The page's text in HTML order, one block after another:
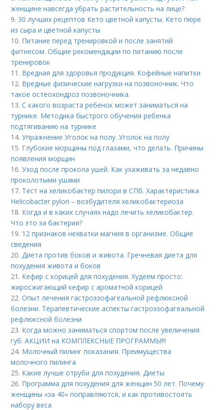
женщине навсегда убрать растительность на лице?
9. 30 лучших рецептов Кето цветной капусты. Кето пюре
из сыра и цветной капусты
10. Питание перед тренировкой и после занятий
фитнесом. Общие рекомендации по питанию после
тренировок
11. Вредная для здоровья продукция. Кофейные напитки
12. Вредные физические нагрузки на позвоночник. Что
такое остеохондроз позвоночника.
13.С какого возраста ребенок может заниматься на
турнике. Методика быстрого обучения ребенка
подтягиванию на турнике
14.Упражнение Уголок на полу. Уголок на полу
15. Глубокие морщины под глазами, что делать. Причины
появления морщин
16.Уход после прокола ушей. Как ухаживать за недавно
проколотыми ушами
17. Тест на хеликобактер пилори в СПб. Характеристика
Helicobacter pylori – возбудителя хеликобактериоза
18. Когда и в каких случаях надо лечить хеликобактер.
Что это за бактерия?
19. 12 признаков нехватки магния в организме. Общие
сведения
20.Диета против боков и живота. Гречневая диета для
похудения живота и боков
21. Кефир с корицей для похудения. Худеем просто:
жиросжигающий кефир с ароматной корицей
22.Опыт лечения гастроэзофагеальной рефлюксной
болезни. Терапевтические аспекты гастроэзофагеальной
рефлюксной болезни
23. Когда можно заниматься спортом после увеличения
губ. АКЦИИ на КОМПЛЕКСНЫЕ ПРОГРАММЫ!!!
24. Молочный пилинг показания. Преимущества
молочного пилинга
25. Какие лучше отруби для похудения. Диеты
26. Программа для похудения для женщин 50 лет. Почему
женщины «за 40» поправляются, и как противостоять
набору веса